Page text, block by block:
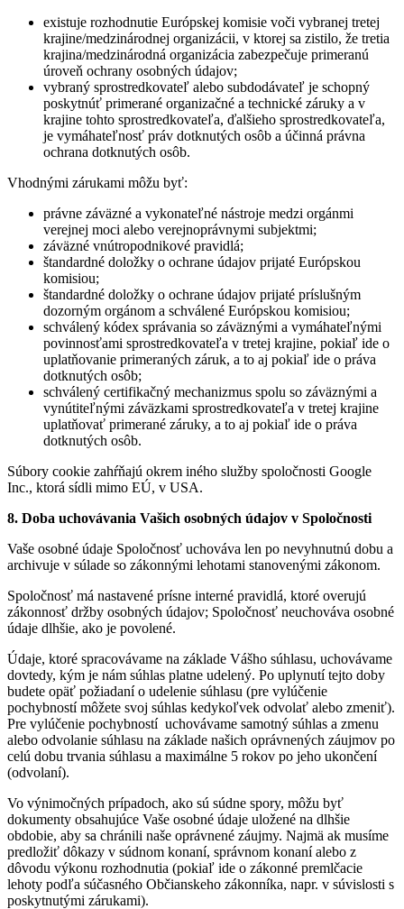
existuje rozhodnutie Európskej komisie voči vybranej tretej
krajine/medzinárodnej organizácii, v ktorej sa zistilo, že tretia
krajina/medzinárodná organizácia zabezpečuje primeranú
úroveň ochrany osobných údajov;
vybraný sprostredkovateľ alebo subdodávateľ je schopný
poskytnúť primerané organizačné a technické záruky a v
krajine tohto sprostredkovateľa, ďalšieho sprostredkovateľa,
je vymáhateľnosť práv dotknutých osôb a účinná právna
ochrana dotknutých osôb.
Vhodnými zárukami môžu byť:
právne záväzné a vykonateľné nástroje medzi orgánmi
verejnej moci alebo verejnoprávnymi subjektmi;
záväzné vnútropodnikové pravidlá;
štandardné doložky o ochrane údajov prijaté Európskou
komisiou;
štandardné doložky o ochrane údajov prijaté príslušným
dozorným orgánom a schválené Európskou komisiou;
schválený kódex správania so záväznými a vymáhateľnými
povinnosťami sprostredkovateľa v tretej krajine, pokiaľ ide o
uplatňovanie primeraných záruk, a to aj pokiaľ ide o práva
dotknutých osôb;
schválený certifikačný mechanizmus spolu so záväznými a
vynútiteľnými záväzkami sprostredkovateľa v tretej krajine
uplatňovať primerané záruky, a to aj pokiaľ ide o práva
dotknutých osôb.
Súbory cookie zahŕňajú okrem iného služby spoločnosti Google
Inc., ktorá sídli mimo EÚ, v USA.
8. Doba uchovávania Vašich osobných údajov v Spoločnosti
Vaše osobné údaje Spoločnosť uchováva len po nevyhnutnú dobu a
archivuje v súlade so zákonnými lehotami stanovenými zákonom.
Spoločnosť má nastavené prísne interné pravidlá, ktoré overujú
zákonnosť držby osobných údajov; Spoločnosť neuchováva osobné
údaje dlhšie, ako je povolené.
Údaje, ktoré spracovávame na základe Vášho súhlasu, uchovávame
dovtedy, kým je nám súhlas platne udelený. Po uplynutí tejto doby
budete opäť požiadaní o udelenie súhlasu (pre vylúčenie
pochybností môžete svoj súhlas kedykoľvek odvolať alebo zmeniť).
Pre vylúčenie pochybností uchovávame samotný súhlas a zmenu
alebo odvolanie súhlasu na základe našich oprávnených záujmov po
celú dobu trvania súhlasu a maximálne 5 rokov po jeho ukončení
(odvolaní).
Vo výnimočných prípadoch, ako sú súdne spory, môžu byť
dokumenty obsahujúce Vaše osobné údaje uložené na dlhšie
obdobie, aby sa chránili naše oprávnené záujmy. Najmä ak musíme
predložiť dôkazy v súdnom konaní, správnom konaní alebo z
dôvodu výkonu rozhodnutia (pokiaľ ide o zákonné premlčacie
lehoty podľa súčasného Občianskeho zákonníka, napr. v súvislosti s
poskytnutými zárukami).